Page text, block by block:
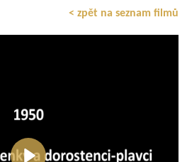
< zpět na seznam filmů